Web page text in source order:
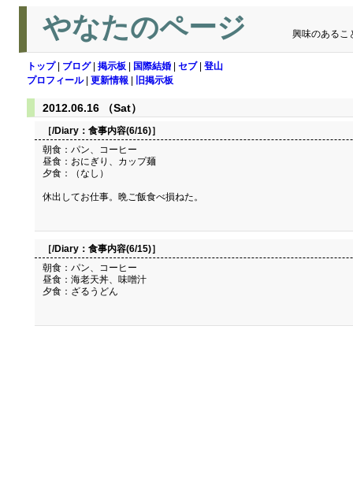
やなたのページ 興味のあるこ
トップ| ブログ| 掲示板 国際結婚 セブ| 登山
プロフィール| 更新情報 旧掲示板
2012.06.16 （Sat）
［/Diary： 食事内容(6/16)］
朝食：パン、コーヒー
昼食：おにぎり、カップ麺
夕食：（なし）
休出してお仕事。晩ご飯食べ損ねた。
［/Diary： 食事内容(6/15)］
朝食：パン、コーヒー
昼食：海老天丼、味噌汁
夕食：ざるうどん